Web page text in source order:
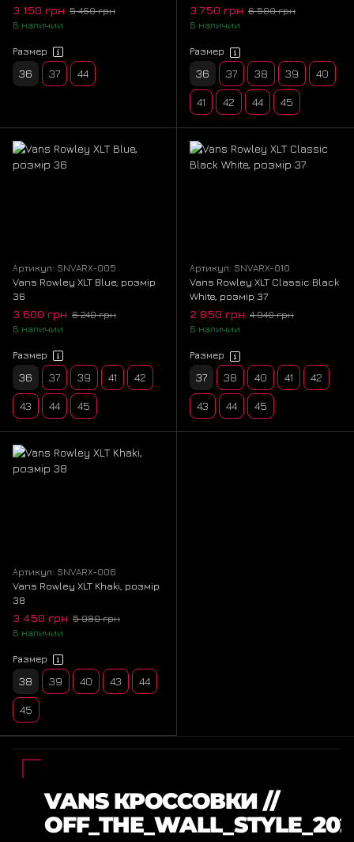
3 150 грн 5 460 грн
В наличии
Размер
36 37 44
3 750 грн 6 500 грн
В наличии
Размер
36 37 38 39 40
41 42 44 45
Артикул: SNVARX-005
Vans Rowley XLT Blue, розмір
36
3 600 грн 6 240 грн
В наличии
Размер
36 37 39 41 42
43 44 45
Артикул: SNVARX-010
Vans Rowley XLT Classic Black
White, розмір 37
2 850 грн 4 940 грн
В наличии
Размер
37 38 40 41 42
43 44 45
Артикул: SNVARX-006
Vans Rowley XLT Khaki, розмір
38
3 450 грн 5 980 грн
В наличии
Размер
38 39 40 43 44
45
VANS КРОССОВКИ //